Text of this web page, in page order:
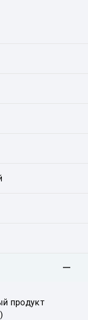
продукт